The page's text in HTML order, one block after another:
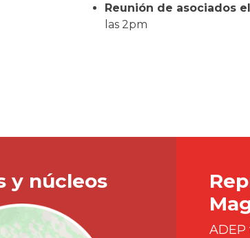
Reunión de asociados
las 2pm
y núcleos